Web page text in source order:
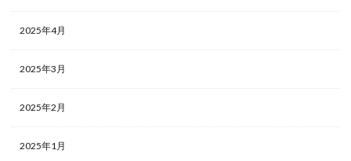
2025年4月
2025年3月
2025年2月
2025年1月